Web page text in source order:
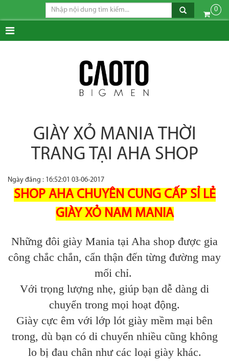
0
GIÀY XỎ MANIA THỜI
TRANG TẠI AHA SHOP
Ngày đăng : 16:52:01 03-06-2017
SHOP AHA CHUYÊN CUNG CẤP SỈ LẺ
GIÀY XỎ NAM MANIA
Những đôi giày Mania tại Aha shop được gia
công chắc chắn, cẩn thận đến từng đường may
mối chỉ.
Với trọng lượng nhẹ, giúp bạn dễ dàng di
chuyển trong mọi hoạt động.
Giày cực êm với lớp lót giày mềm mại bên
trong, dù bạn có di chuyển nhiều cũng không
lo bị đau chân như các loại giày khác.